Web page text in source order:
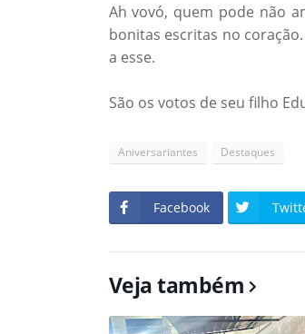
Ah vovó, quem pode não
bonitas escritas no
a esse.
São os votos de seu filho
Aniversariantes Destaques
Facebook
Veja também